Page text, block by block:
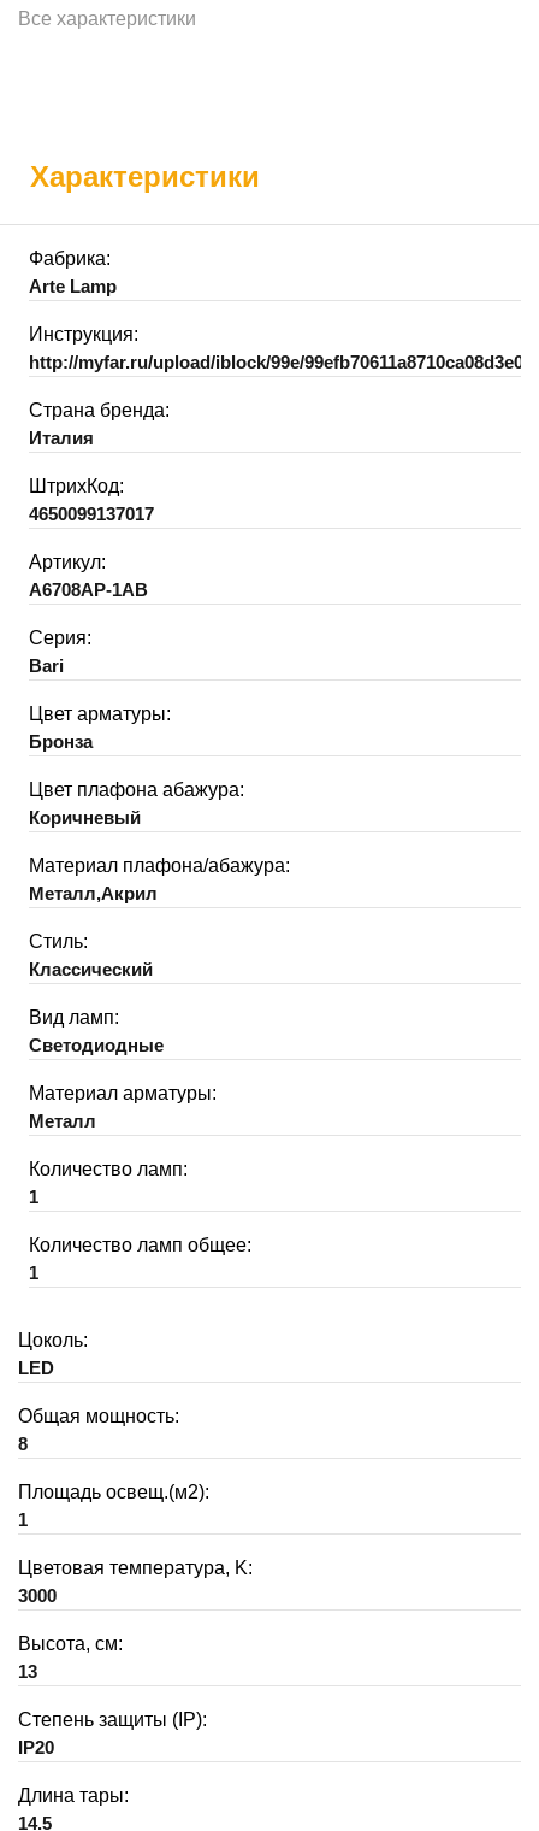
Все характеристики
Характеристики
Фабрика:
Arte Lamp
Инструкция:
http://myfar.ru/upload/iblock/99e/
Страна бренда:
Италия
ШтрихКод:
4650099137017
Артикул:
A6708AP-1AB
Серия:
Bari
Цвет арматуры:
Бронза
Цвет плафона абажура:
Коричневый
Материал плафона/абажура:
Металл,Акрил
Стиль:
Классический
Вид ламп:
Светодиодные
Материал арматуры:
Металл
Количество ламп:
1
Количество ламп общее:
1
Цоколь:
LED
Общая мощность:
8
Площадь освещ.(м2):
1
Цветовая температура, K:
3000
Высота, см:
13
Степень защиты (IP):
IP20
Длина тары:
14.5